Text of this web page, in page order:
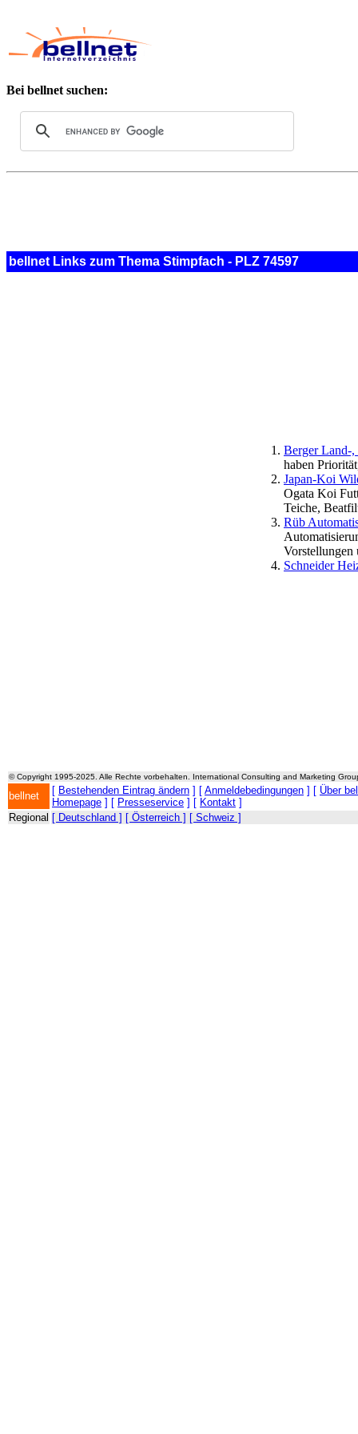
Bei bellnet suchen:
bellnet Links zum Thema Stimpfach - PLZ 74597
Berger Land-,
haben
Japan-Koi
Ogata Koi
Teiche,
Rüb
Vorstellungen
Schneider
© Copyright 1995-2025. Alle Rechte vorbehalten. International Consulting and Marketing
bellnet [ Bestehenden Eintrag ändern ] [ Anmeldebedingungen ] [ Über
Homepage ] [ Presseservice ] [ Kontakt ]
Regional [ Deutschland ] [ Österreich ] [ Schweiz ]